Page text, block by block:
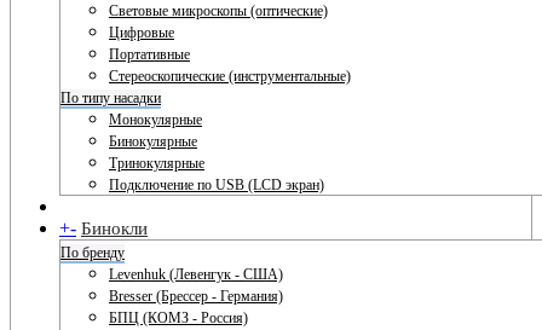
Световые микроскопы (оптические)
Цифровые
Портативные
Стереоскопические (инструментальные)
По типу насадки
Монокулярные
Бинокулярные
Тринокулярные
Подключение по USB (LCD экран)
+- Бинокли
По бренду
Levenhuk (Левенгук - США)
Bresser (Брессер - Германия)
БПЦ (КОМЗ - Россия)